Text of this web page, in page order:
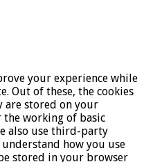
your experience while
Out of these, the cookies
are stored on your
the working of basic
also use third-party
how you use
stored in your browser